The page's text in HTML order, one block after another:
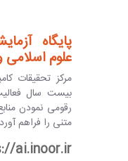
پایگاه
علوم اسلامی
مرکز تحقیقات
بیست سال
رقومی نمودن
متنی را فراهم
ai.inoor.ir